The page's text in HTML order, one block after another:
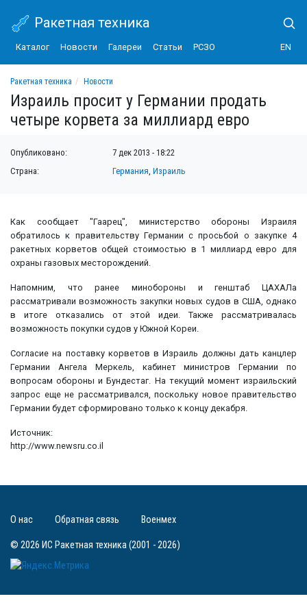
Ракетная техника
Каталог Новости Галереи Статьи РСЗО EN
Ракетная техника
Новости
Израиль просит у Германии продать четыре корвета за миллиард евро
Израиль просит у Германии продать
четыре корвета за миллиард евро
Опубликовано:
7 дек 2013 - 18:22
Страна:
Германия,Израиль
Как сообщает "Гаарец", министерство обороны Израиля
обратилось к правительству Германии с просьбой о закупке 4
ракетных корветов общей стоимостью в 1 миллиард евро для
охраны газовых месторождений.
Напомним, что ранее минобороны и генштаб ЦАХАЛа
рассматривали возможность закупки новых судов в США, однако
в итоге отказались от этой идеи. Также рассматривалась
возможность покупки судов у Южной Кореи.
Согласие на поставку корветов в Израиль должны дать канцлер
Германии Ангела Меркель, кабинет министров Германии по
вопросам обороны и Бундестаг. На текущий момент израильский
запрос еще не рассматривался, поскольку новое правительство
Германии будет сформировано только к концу декабря.
Источник:
http://www.newsru.co.il
© 2026 ИС Ракетная техника (2001 - 2026)
О нас Обратная связь Военмех